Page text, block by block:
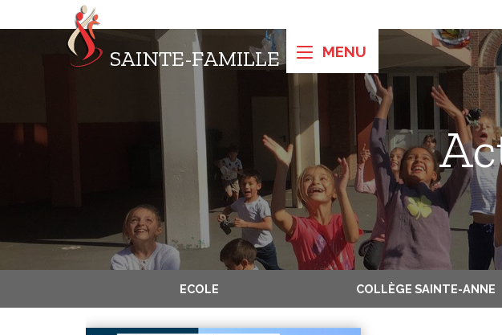
SAINTE-FAMILLE
ECOLE COLLÈGE SAINTE-ANNE